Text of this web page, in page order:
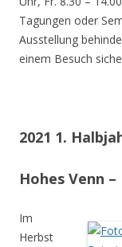
Tagungen oder
Ausstellung
einem Besuch
2021 1.
Hohes Venn –
Im
Herbst